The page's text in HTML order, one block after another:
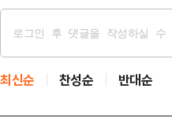
최신순 찬성순 반대순